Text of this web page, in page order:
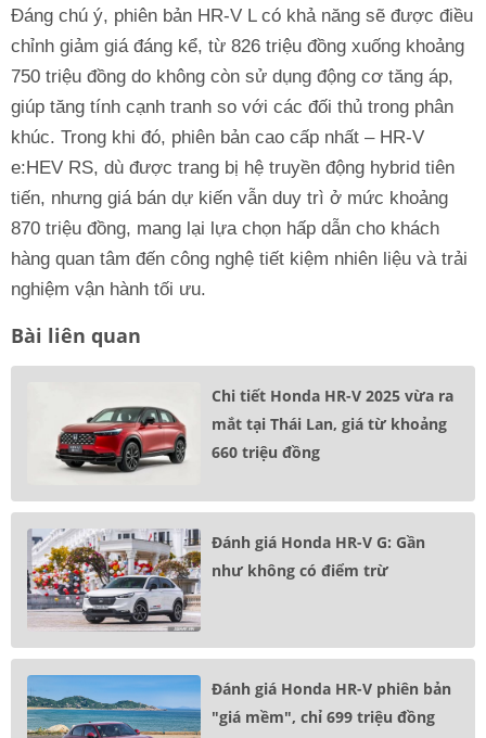
Đáng chú ý, phiên bản HR-V L có khả năng sẽ được điều
chỉnh giảm giá đáng kể, từ 826 triệu đồng xuống khoảng
750 triệu đồng do không còn sử dụng động cơ tăng áp,
giúp tăng tính cạnh tranh so với các đối thủ trong phân
khúc. Trong khi đó, phiên bản cao cấp nhất – HR-V
e:HEV RS, dù được trang bị hệ truyền động hybrid tiên
tiến, nhưng giá bán dự kiến vẫn duy trì ở mức khoảng
870 triệu đồng, mang lại lựa chọn hấp dẫn cho khách
hàng quan tâm đến công nghệ tiết kiệm nhiên liệu và trải
nghiệm vận hành tối ưu.
Bài liên quan
Chi tiết Honda HR-V 2025 vừa ra
mắt tại Thái Lan, giá từ khoảng
660 triệu đồng
Đánh giá Honda HR-V G: Gần
như không có điểm trừ
Đánh giá Honda HR-V phiên bản
"giá mềm", chỉ 699 triệu đồng